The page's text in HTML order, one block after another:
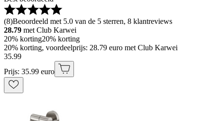
(8)Beoordeeld met 5.0 van de 5 sterren, 8 klantreviews
28.79 met Club Karwei
20% korting20% korting
20% korting, voordeelprijs: 28.79 euro met Club Karwei
35.99
Prijs: 35.99 euro